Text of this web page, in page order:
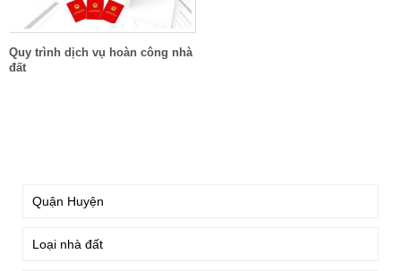
Quy trình dịch vụ hoàn công nhà
đất